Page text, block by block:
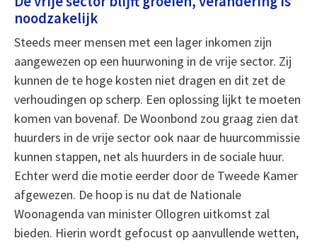
noodzakelijk
Steeds meer mensen met een lager inkomen zijn
aangewezen op een huurwoning in de vrije sector. Zij
kunnen de te hoge kosten niet dragen en dit zet de
verhoudingen op scherp. Een oplossing lijkt te moeten
komen van bovenaf. De Woonbond zou graag zien dat
huurders in de vrije sector ook naar de huurcommissie
kunnen stappen, net als huurders in de sociale huur.
Echter werd die motie eerder door de Tweede Kamer
afgewezen. De hoop is nu dat de Nationale
Woonagenda van minister Ollogren uitkomst zal
bieden. Hierin wordt gefocust op aanvullende wetten,